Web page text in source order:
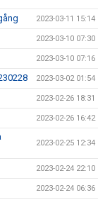
2023-03-11 15:14
2023-03-10 07:30
2023-03-10 07:16
2023-03-02 01:54
2023-02-26 18:31
2023-02-26 16:42
2023-02-25 12:34
2023-02-24 22:10
2023-02-24 06:36